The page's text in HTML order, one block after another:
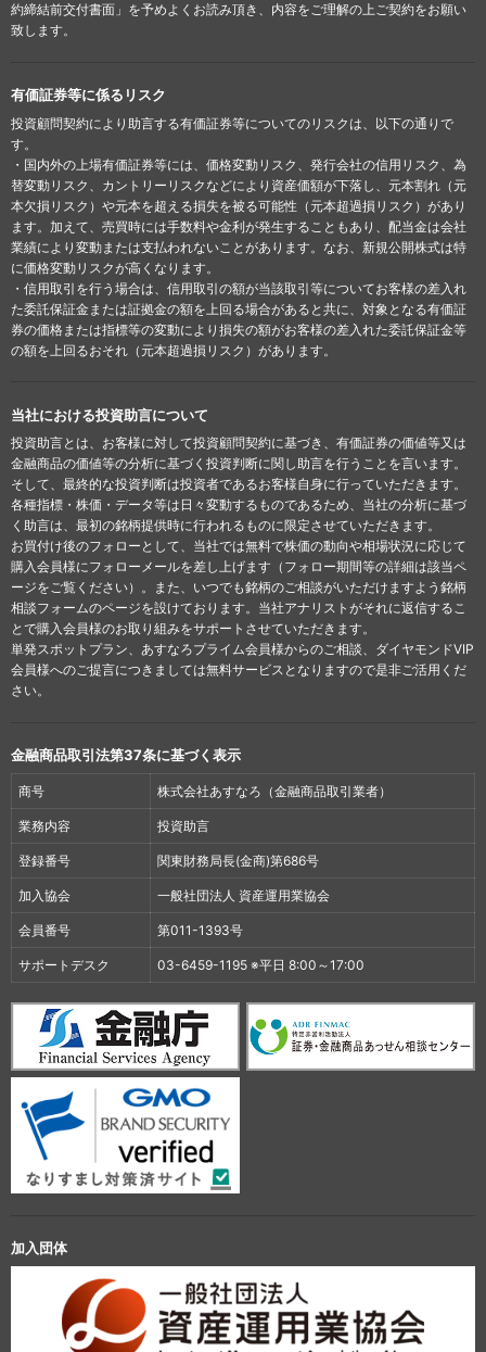
約締結前交付書面」を予めよくお読み頂き、内容をご理解の上ご契約をお願い
致します。
有価証券等に係るリスク
投資顧問契約により助言する有価証券等についてのリスクは、以下の通りで
す。
・国内外の上場有価証券等には、価格変動リスク、発行会社の信用リスク、為
替変動リスク、カントリーリスクなどにより資産価額が下落し、元本割れ（元
本欠損リスク）や元本を超える損失を被る可能性（元本超過損リスク）があり
ます。加えて、売買時には手数料や金利が発生することもあり、配当金は会社
業績により変動または支払われないことがあります。なお、新規公開株式は特
に価格変動リスクが高くなります。
・信用取引を行う場合は、信用取引の額が当該取引等についてお客様の差入れ
た委託保証金または証拠金の額を上回る場合があると共に、対象となる有価証
券の価格または指標等の変動により損失の額がお客様の差入れた委託保証金等
の額を上回るおそれ（元本超過損リスク）があります。
当社における投資助言について
投資助言とは、お客様に対して投資顧問契約に基づき、有価証券の価値等又は
金融商品の価値等の分析に基づく投資判断に関し助言を行うことを言います。
そして、最終的な投資判断は投資者であるお客様自身に行っていただきます。
各種指標・株価・データ等は日々変動するものであるため、当社の分析に基づ
く助言は、最初の銘柄提供時に行われるものに限定させていただきます。
お買付け後のフォローとして、当社では無料で株価の動向や相場状況に応じて
購入会員様にフォローメールを差し上げます（フォロー期間等の詳細は該当ペ
ージをご覧ください）。また、いつでも銘柄のご相談がいただけますよう銘柄
相談フォームのページを設けております。当社アナリストがそれに返信するこ
とで購入会員様のお取り組みをサポートさせていただきます。
単発スポットプラン、あすなろプライム会員様からのご相談、ダイヤモンドVIP
会員様へのご提言につきましては無料サービスとなりますので是非ご活用くだ
さい。
金融商品取引法第37条に基づく表示
商号 株式会社あすなろ（金融商品取引業者）
業務内容 投資助言
登録番号 関東財務局長(金商)第686号
加入協会 一般社団法人 資産運用業協会
会員番号 第011-1393号
サポートデスク 03-6459-1195 ※平日 8:00～17:00
加入団体